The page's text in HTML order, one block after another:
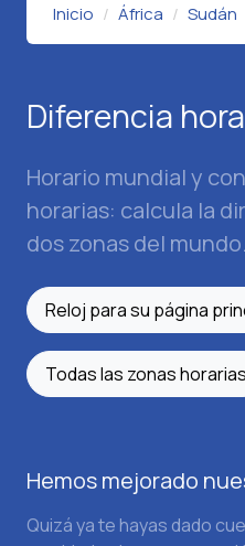
Inicio África Sudán
Diferencia
Horario mundial y
horarias: calcula la
dos zonas del mundo.
Reloj para su página
Todas las zonas horarias
Hemos mejorado
Quizá ya te hayas dado